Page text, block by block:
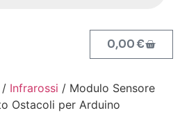
0,00€
/ Infrarossi / Modulo Sensore
Ostacoli per Arduino